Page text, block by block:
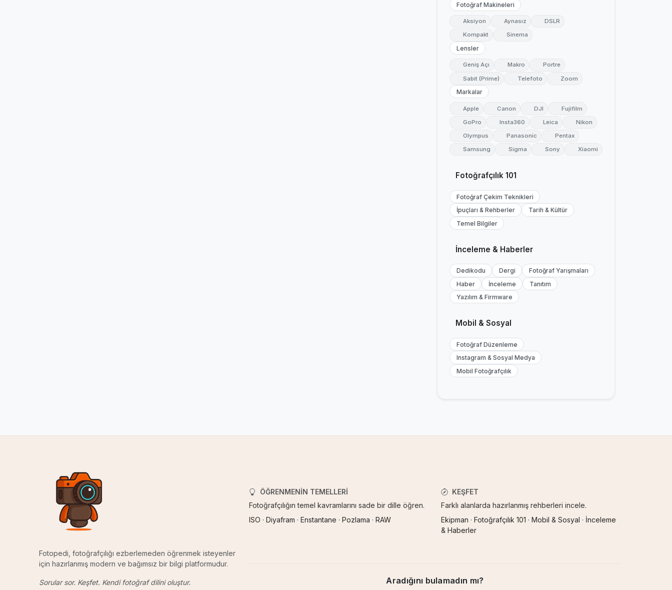
Fotoğraf Makineleri
Aksiyon Aynasız
DSLR
Kompakt
Sinema
Lensler
Geniş Açı Makro
Portre
Sabit (Prime)
Telefoto Zoom
Markalar
Apple Canon DJI
Fujifilm
GoPro
Insta360 Leica
Nikon
Olympus
Panasonic
Pentax
Samsung
Sigma Sony Xiaomi
Fotoğrafçılık 101
Fotoğraf Çekim Teknikleri
İpuçları & Rehberler
Tarih & Kültür
Temel Bilgiler
İnceleme & Haberler
Dedikodu Dergi
Fotoğraf Yarışmaları
Haber
İnceleme
Tanıtım
Yazılım & Firmware
Mobil & Sosyal
Fotoğraf Düzenleme
Instagram & Sosyal Medya
Mobil Fotoğrafçılık
Fotopedi, fotoğrafçılığı ezberlemeden öğrenmek isteyenler
için hazırlanmış modern ve bağımsız bir bilgi platformudur.
Sorular sor. Keşfet. Kendi fotoğraf dilini oluştur.
ÖĞRENMENIN TEMELLERI
Fotoğrafçılığın temel kavramlarını sade bir dille öğren.
ISO · Diyafram · Enstantane · Pozlama · RAW
KEŞFET
Farklı alanlarda hazırlanmış rehberleri incele.
Ekipman · Fotoğrafçılık 101 · Mobil & Sosyal · İnceleme
& Haberler
Aradığını bulamadın mı?